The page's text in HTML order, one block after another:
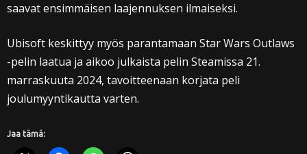
saavat ensimmäisen laajennuksen ilmaiseksi.
Ubisoft keskittyy myös parantamaan Star Wars Outlaws
-pelin laatua ja aikoo julkaista pelin Steamissa 21.
marraskuuta 2024, tavoitteenaan korjata peli
joulumyyntikautta varten.
Jaa tämä: